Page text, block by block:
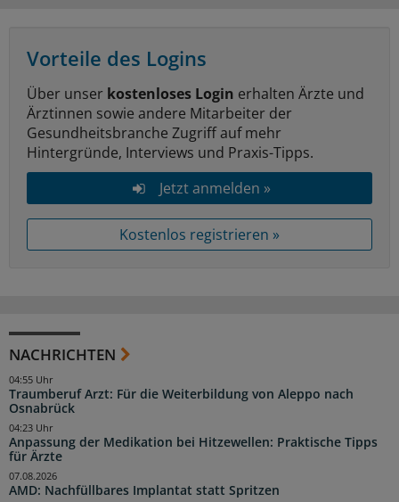
Vorteile des Logins
Über unser kostenloses Login erhalten Ärzte und
Ärztinnen sowie andere Mitarbeiter der
Gesundheitsbranche Zugriff auf mehr
Hintergründe, Interviews und Praxis-Tipps.
Jetzt anmelden »
Kostenlos registrieren »
NACHRICHTEN
Traumberuf Arzt: Für die Weiterbildung von Aleppo nach
Osnabrück
04:55 Uhr
Anpassung der Medikation bei Hitzewellen: Praktische Tipps
für Ärzte
04:23 Uhr
AMD: Nachfüllbares Implantat statt Spritzen
07.08.2026